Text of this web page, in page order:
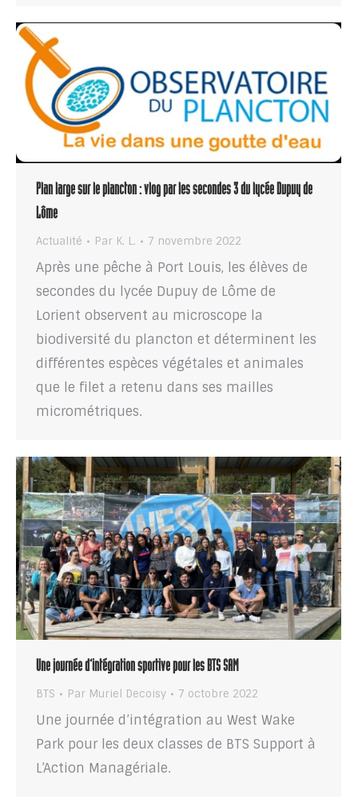
Plan large sur le plancton : vlog par les secondes 3 du lycée Dupuy de
Lôme
Actualité Par K. L. 7 novembre 2022
Après une pêche à Port Louis, les élèves de
secondes du lycée Dupuy de Lôme de
Lorient observent au microscope la
biodiversité du plancton et déterminent les
différentes espèces végétales et animales
que le filet a retenu dans ses mailles
micrométriques.
Une journée d’intégration sportive pour les BTS SAM
BTS Par Muriel Decoisy 7 octobre 2022
Une journée d’intégration au West Wake
Park pour les deux classes de BTS Support à
L’Action Managériale.